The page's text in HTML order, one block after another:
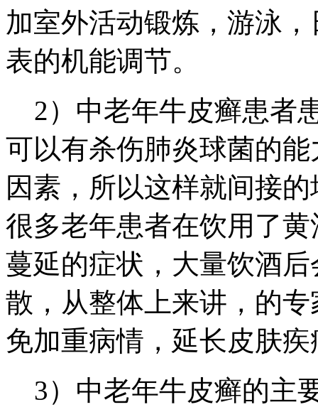
加室外活动锻炼，游泳
表的机能调节。
2）中老年牛皮癣患者
可以有杀伤肺炎球菌的
因素，所以这样就间接
很多老年患者在饮用了
蔓延的症状，大量饮酒
散，从整体上来讲，的
免加重病情，延长皮肤
3）中老年牛皮癣的主